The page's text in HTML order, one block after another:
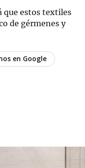
que estos textiles
de gérmenes y
en Google